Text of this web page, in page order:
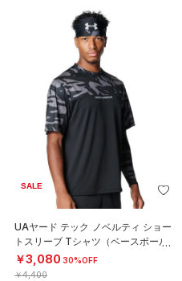
SALE
UAヤード テック ノベルティ ショー
トスリーブ Tシャツ（ベースボール/
MEN）
￥3,080 30%OFF
￥4,400